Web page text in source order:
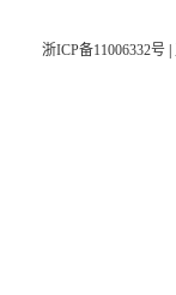
浙ICP备11006332号